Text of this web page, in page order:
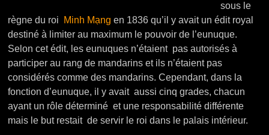
sous le
règne du roi Minh Mạng en 1836 qu’il y avait un édit royal
destiné à limiter au maximum le pouvoir de l’eunuque.
Selon cet édit, les eunuques n’étaient pas autorisés à
participer au rang de mandarins et ils n’étaient pas
considérés comme des mandarins. Cependant, dans la
fonction d’eunuque, il y avait aussi cinq grades, chacun
ayant un rôle déterminé et une responsabilité différente
mais le but restait de servir le roi dans le palais intérieur.